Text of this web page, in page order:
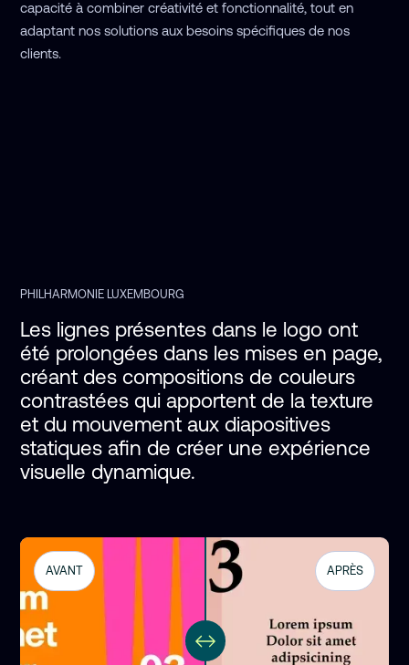
capacité à combiner créativité et fonctionnalité, tout en
adaptant nos solutions aux besoins spécifiques de nos
clients.
PHILHARMONIE LUXEMBOURG
Les lignes présentes dans le logo ont
été prolongées dans les mises en page,
créant des compositions de couleurs
contrastées qui apportent de la texture
et du mouvement aux diapositives
statiques afin de créer une expérience
visuelle dynamique.
AVANT APRÈS